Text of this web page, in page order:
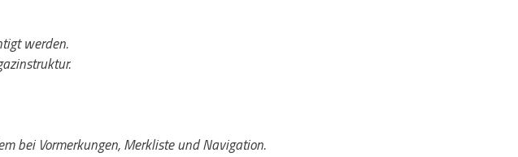
werden.
bei Vormerkungen, Merkliste und Navigation.